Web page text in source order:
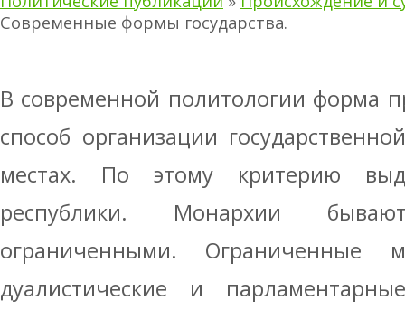
Современные формы государства.
В современной политологии форма
способ организации
местах. По этому критерию
республики. Монархии
ограниченными. Ограниченные
дуалистические и